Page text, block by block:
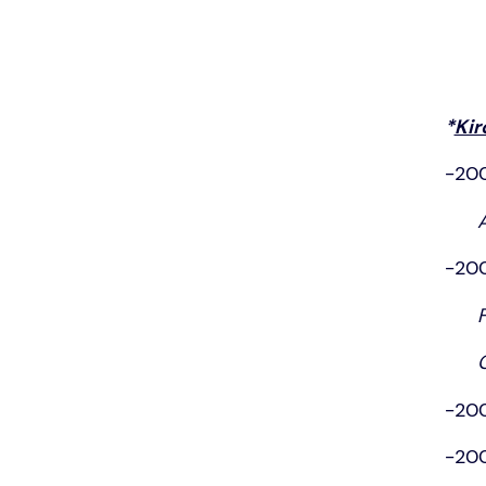
*
-
-
-
-